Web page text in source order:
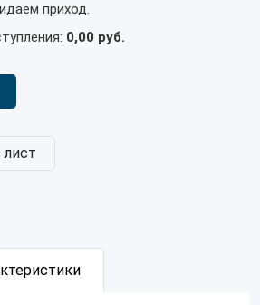
приход.
0,00 руб.
лист